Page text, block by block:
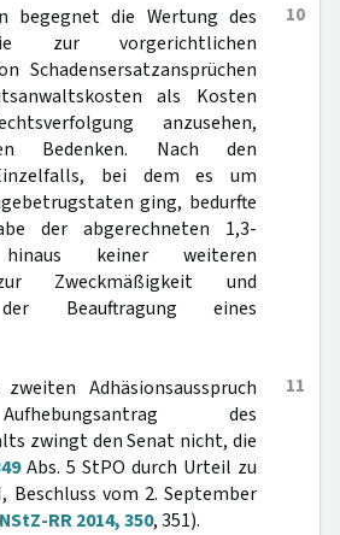
10
begegnet die Wertung des
zur vorgerichtlichen
Schadensersatzansprüchen
als Kosten
anzusehen,
Bedenken. Nach den
bei dem es um
ging, bedurfte
der abgerechneten 1,3-
hinaus keiner weiteren
Zweckmäßigkeit und
Beauftragung eines
11
Adhäsionsausspruch
des
zwingt den Senat nicht, die
Abs. 5 StPO durch Urteil zu
Beschluss vom 2. September
NStZ-RR 2014, 350, 351).